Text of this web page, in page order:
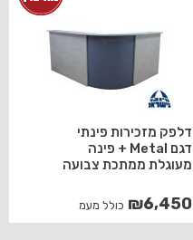
דלפק מזכירות פינתי
דגם Metal + פינה
מעוגלת ממתכת צבועה
₪6,450 כולל מעמ